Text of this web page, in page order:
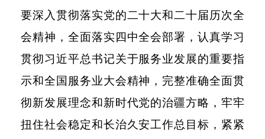
要深入贯彻落实党的二十大和二十届历次全
会精神，全面落实四中全会部署，认真学习
贯彻习近平总书记关于服务业发展的重要指
示和全国服务业大会精神，完整准确全面贯
彻新发展理念和新时代党的治疆方略，牢牢
扭住社会稳定和长治久安工作总目标，紧紧